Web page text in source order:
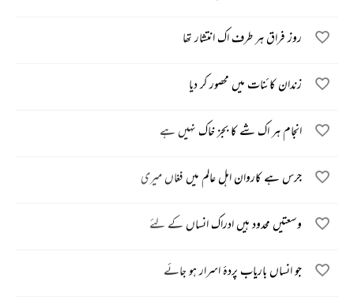
روز فراق ہر طرف اک انتشار تھا
زندان کائنات میں محصور کر دیا
انجام ہر اک شے کا بجز خاک نہیں ہے
جرس ہے کاروان اہل عالم میں فغاں میری
وسعتیں محدود ہیں ادراک انساں کے لئے
جو انساں باریاب پردۂ اسرار ہو جائے